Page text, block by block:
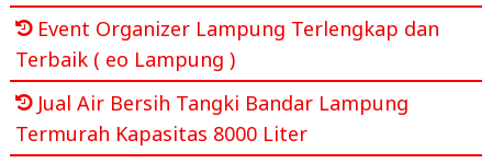
Event Organizer Lampung Terlengkap dan
Terbaik ( eo Lampung )
Jual Air Bersih Tangki Bandar Lampung
Termurah Kapasitas 8000 Liter